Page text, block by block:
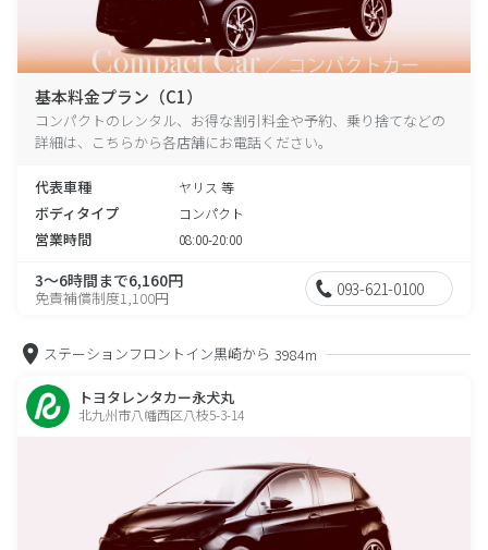
基本料金プラン（C1）
コンパクトのレンタル、お得な割引料金や予約、乗り捨てなどの
詳細は、こちらから各店舗にお電話ください。
代表車種 ヤリス 等
ボディタイプ コンパクト
営業時間 08:00-20:00
3～6時間まで6,160円
免責補償制度1,100円 093-621-0100
ステーションフロントイン黒崎から 3984m
トヨタレンタカー永犬丸
北九州市八幡西区八枝5-3-14